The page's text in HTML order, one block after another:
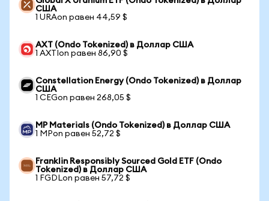
США
1 URAon равен 44,59 $
AXT (Ondo Tokenized) в Доллар США
1 AXTIon равен 86,90 $
Constellation Energy (Ondo Tokenized) в Доллар
США
1 CEGon равен 268,05 $
MP Materials (Ondo Tokenized) в Доллар США
1 MPon равен 52,72 $
Franklin Responsibly Sourced Gold ETF (Ondo
Tokenized) в Доллар США
1 FGDLon равен 57,72 $